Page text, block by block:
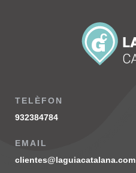
TELÈFON
932384784
EMAIL
clientes@laguiacatalana.com